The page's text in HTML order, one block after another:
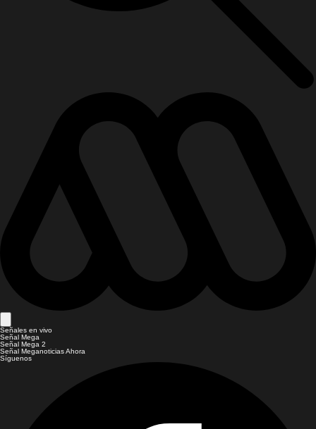
Señales en vivo
Señal Mega
Señal Mega 2
Señal Meganoticias Ahora
Síguenos